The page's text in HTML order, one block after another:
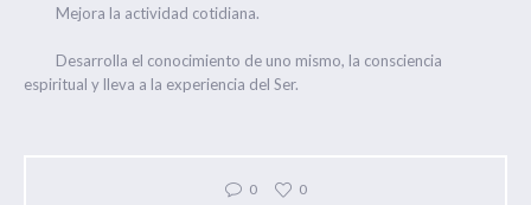
Mejora la actividad cotidiana.
Desarrolla el conocimiento de uno mismo, la consciencia
espiritual y lleva a la experiencia del Ser.
0 0